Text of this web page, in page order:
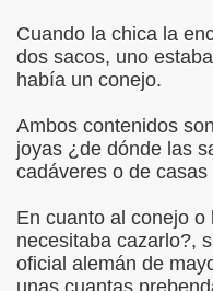
Cuando la chica la
dos sacos, uno
había un conejo.
Ambos contenidos
joyas ¿de dónde las
cadáveres o de
En cuanto al conejo
necesitaba cazarlo?,
oficial alemán de
unas cuantas